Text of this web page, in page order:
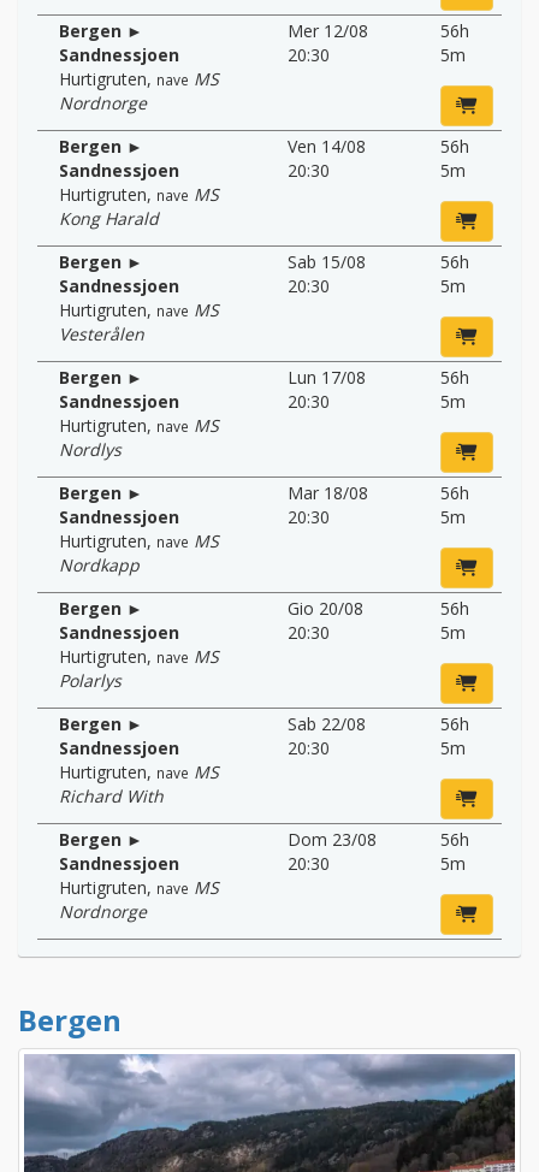
Bergen ►
Sandnessjoen
Hurtigruten, nave MS
Nordnorge
Mer 12/08
20:30
56h
5m
Bergen ►
Sandnessjoen
Hurtigruten, nave MS
Kong Harald
Ven 14/08
20:30
56h
5m
Bergen ►
Sandnessjoen
Hurtigruten, nave MS
Vesterålen
Sab 15/08
20:30
56h
5m
Bergen ►
Sandnessjoen
Hurtigruten, nave MS
Nordlys
Lun 17/08
20:30
56h
5m
Bergen ►
Sandnessjoen
Hurtigruten, nave MS
Nordkapp
Mar 18/08
20:30
56h
5m
Bergen ►
Sandnessjoen
Hurtigruten, nave MS
Polarlys
Gio 20/08
20:30
56h
5m
Bergen ►
Sandnessjoen
Hurtigruten, nave MS
Richard With
Sab 22/08
20:30
56h
5m
Bergen ►
Sandnessjoen
Hurtigruten, nave MS
Nordnorge
Dom 23/08
20:30
56h
5m
Bergen